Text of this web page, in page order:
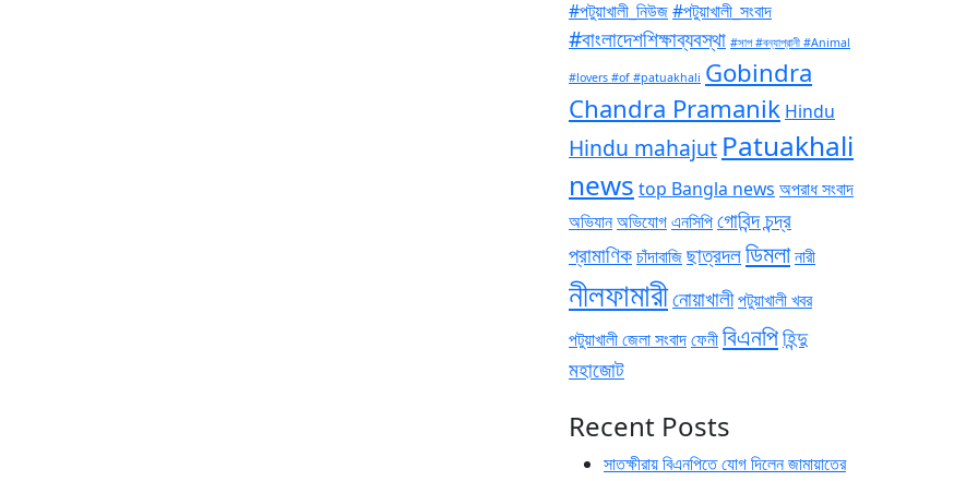
#পটুয়াখালী_নিউজ#পটুয়াখালী_সংবাদ
#বাংলাদেশশিক্ষাব্যবস্থা #সাপ #বন্যাপ্রানী #Animal
#lovers #of #patuakhali Gobindra
Chandra Pramanik Hindu
Hindu mahajut Patuakhali
news top Bangla news অপরাধ সংবাদ
অভিযানঅভিযোগএনসিপিগোবিন্দ চন্দ্র
প্রামাণিকচাঁদাবাজিছাত্রদলডিমলানারী
নীলফামারীনোয়াখালীপটুয়াখালী খবর
পটুয়াখালী জেলা সংবাদফেনীবিএনপিহিন্দু
মহাজোট
Recent Posts
সাতক্ষীরায় বিএনপিতে যোগ দিলেন জামায়াতের